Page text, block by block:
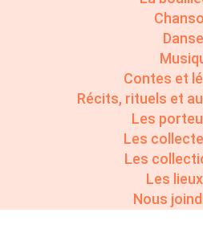
Contes et
Récits, rituels et
Les
Les
Les
Les lieux
Nous